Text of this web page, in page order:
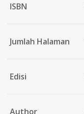
ISBN
Jumlah Halaman
Edisi
Author